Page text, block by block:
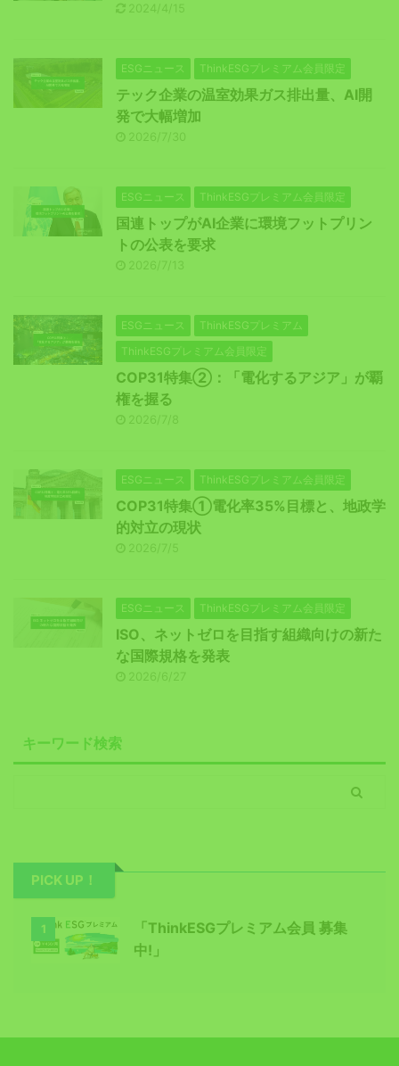
2024/4/15
ESGニュース ThinkESGプレミアム会員限定
テック企業の温室効果ガス排出量、AI開
発で大幅増加
2026/7/30
ESGニュース ThinkESGプレミアム会員限定
国連トップがAI企業に環境フットプリン
トの公表を要求
2026/7/13
ESGニュース
ThinkESGプレミアム
ThinkESGプレミアム会員限定
COP31特集②：「電化するアジア」が覇
権を握る
2026/7/8
ESGニュース ThinkESGプレミアム会員限定
COP31特集①電化率35%目標と、地政学
的対立の現状
2026/7/5
ESGニュース ThinkESGプレミアム会員限定
ISO、ネットゼロを目指す組織向けの新た
な国際規格を発表
2026/6/27
キーワード検索
PICK UP！
1
「ThinkESGプレミアム会員 募集
中!」